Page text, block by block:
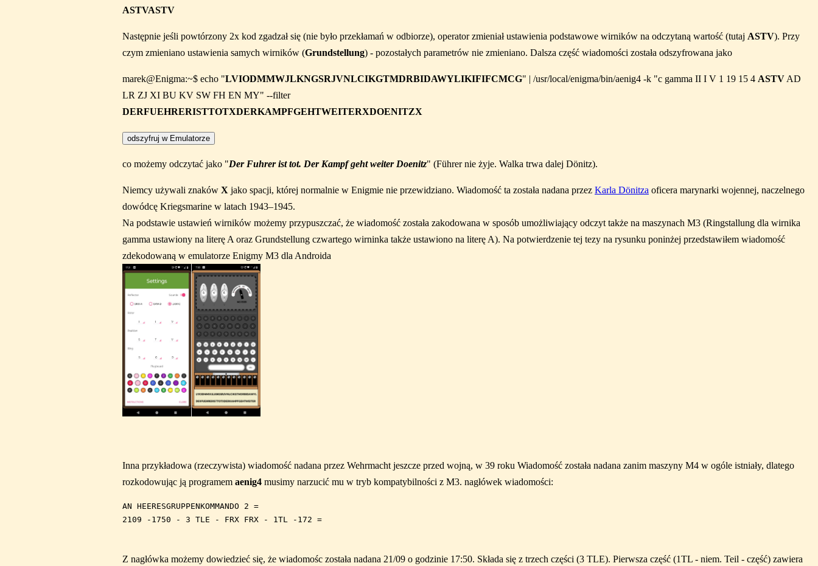
ASTVASTV
Następnie jeśli powtórzony 2x kod zgadzał się (nie było przekłamań w odbiorze), operator zmieniał ustawienia podstawowe wirników na odczytaną wartość (tutaj ASTV). Przy
czym zmieniano ustawienia samych wirników (Grundstellung) - pozostałych parametrów nie zmieniano. Dalsza część wiadomości została odszyfrowana jako
marek@Enigma:~$ echo "LVIODMMWJLKNGSRJVNLCIKGTMDRBIDAWYLIKIFIFCMCG" | /usr/local/enigma/bin/aenig4 -k "c gamma II I V 1 19 15 4 ASTV AD
LR ZJ XI BU KV SW FH EN MY" --filter
DERFUEHRERISTTOTXDERKAMPFGEHTWEITERXDOENITZX
co możemy odczytać jako "Der Fuhrer ist tot. Der Kampf geht weiter Doenitz" (Führer nie żyje. Walka trwa dalej Dönitz).
Niemcy używali znaków X jako spacji, której normalnie w Enigmie nie przewidziano. Wiadomość ta została nadana przez Karla Dönitza oficera marynarki wojennej, naczelnego
dowódcę Kriegsmarine w latach 1943–1945.
Na podstawie ustawień wirników możemy przypuszczać, że wiadomość została zakodowana w sposób umożliwiający odczyt także na maszynach M3 (Ringstallung dla wirnika
gamma ustawiony na literę A oraz Grundstellung czwartego wirninka także ustawiono na literę A). Na potwierdzenie tej tezy na rysunku poninżej przedstawiłem wiadomość
zdekodowaną w emulatorze Enigmy M3 dla Androida
Inna przykładowa (rzeczywista) wiadomość nadana przez Wehrmacht jeszcze przed wojną, w 39 roku Wiadomość została nadana zanim maszyny M4 w ogóle istniały, dlatego
rozkodowując ją programem aenig4 musimy narzucić mu w tryb kompatybilności z M3. nagłówek wiadomości:
AN HEERESGRUPPENKOMMANDO 2 =
Z nagłówka możemy dowiedzieć się, że wiadomośc została nadana 21/09 o godzinie 17:50. Składa się z trzech części (3 TLE). Pierwsza część (1TL - niem. Teil - część) zawiera